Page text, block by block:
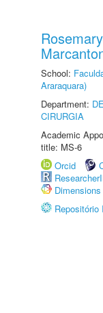
School:
Araraquara)
Department:
CIRURGIA
Academic
title: MS-6
Orcid
Dimensions